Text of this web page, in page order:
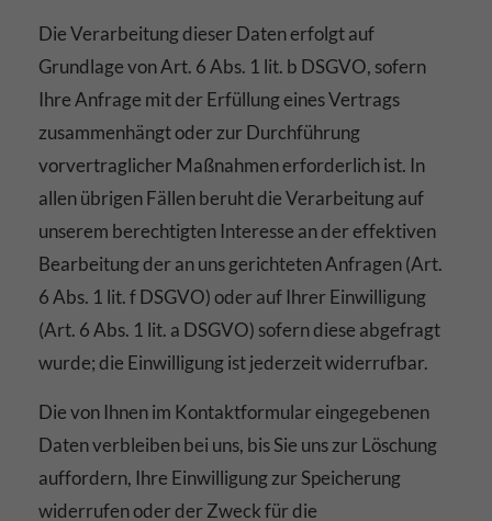
Die Verarbeitung dieser Daten erfolgt auf
Grundlage von Art. 6 Abs. 1 lit. b DSGVO, sofern
Ihre Anfrage mit der Erfüllung eines Vertrags
zusammenhängt oder zur Durchführung
vorvertraglicher Maßnahmen erforderlich ist. In
allen übrigen Fällen beruht die Verarbeitung auf
unserem berechtigten Interesse an der effektiven
Bearbeitung der an uns gerichteten Anfragen (Art.
6 Abs. 1 lit. f DSGVO) oder auf Ihrer Einwilligung
(Art. 6 Abs. 1 lit. a DSGVO) sofern diese abgefragt
wurde; die Einwilligung ist jederzeit widerrufbar.
Die von Ihnen im Kontaktformular eingegebenen
Daten verbleiben bei uns, bis Sie uns zur Löschung
auffordern, Ihre Einwilligung zur Speicherung
widerrufen oder der Zweck für die